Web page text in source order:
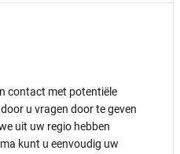
contact met potentiële
u vragen door te geven
uit uw regio hebben
kunt u eenvoudig uw